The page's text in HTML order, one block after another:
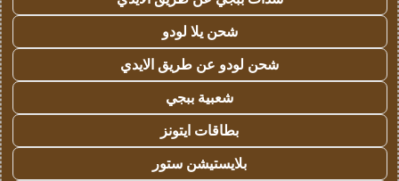
شحن يلا لودو
شحن لودو عن طريق الايدي
شعبية ببجي
بطاقات ايتونز
بلايستيشن ستور